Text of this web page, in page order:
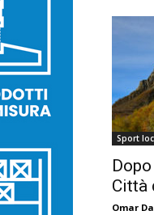
Sport
Città
Omar